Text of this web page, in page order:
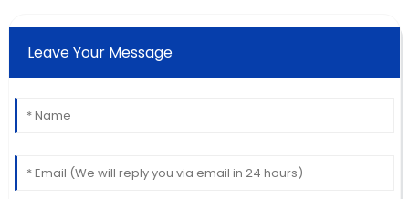
Leave Your Message